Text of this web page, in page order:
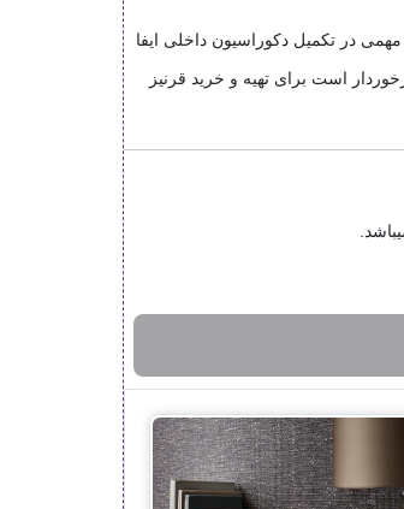
در تکمیل دکوراسیون داخلی ایفا
است برای تهیه و خرید قرنیز